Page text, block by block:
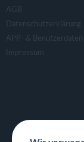
AGB
Datenschutzerklärung
APP- & Benutzerdaten
Impressum